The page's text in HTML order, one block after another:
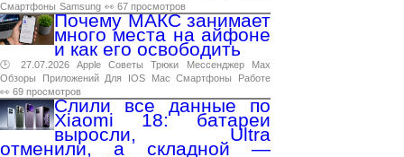
Смартфоны Samsung 👀 67 просмотров
Почему МАКС занимает
много места на айфоне
и как его освободить
🕑 27.07.2026 Apple Советы Трюки Мессенджер
Max
Обзоры
Приложений Для IOS Mac Смартфоны
Работе
👀 69 просмотров
Слили все данные по
Xiaomi 18: батареи
выросли, Ultra
отменили, а складной —